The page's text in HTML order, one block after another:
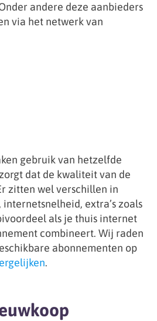
andere deze aanbieders
via het netwerk van
gebruik van hetzelfde
dat de kwaliteit van de
zitten wel verschillen in
extra’s zoals
als je thuis internet
combineert. Wij raden
abonnementen op
.